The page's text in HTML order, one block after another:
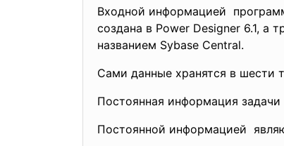
Входной информацией
создана в Power Designer 6.1, а
названием Sybase Central.
Сами данные хранятся в шести
Постоянная информация задачи
Постоянной информацией